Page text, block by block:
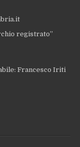
registrato”
Francesco Iriti